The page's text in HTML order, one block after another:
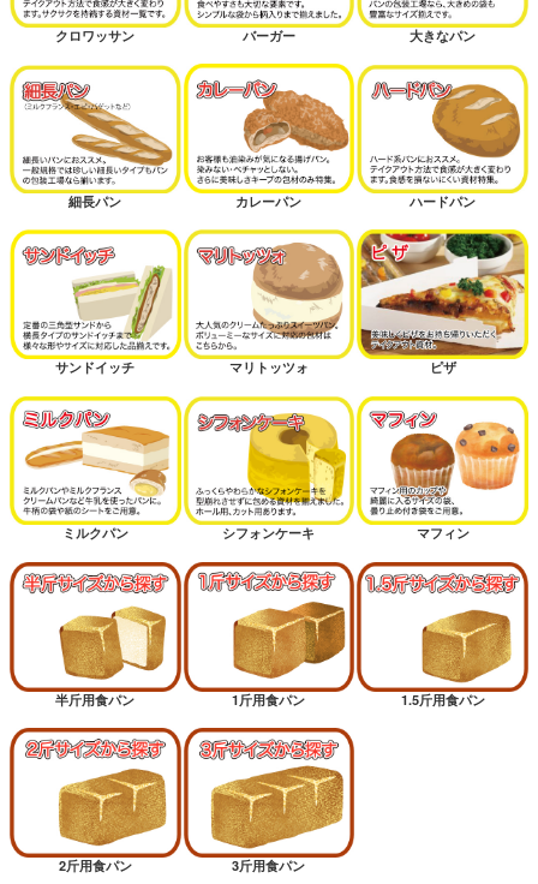
クロワッサン バーガー 大きなパン
細長パン カレーパン ハードパン
サンドイッチ マリトッツォ ピザ
ミルクパン シフォンケーキ マフィン
半斤用食パン 1斤用食パン 1.5斤用食パン
2斤用食パン 3斤用食パン